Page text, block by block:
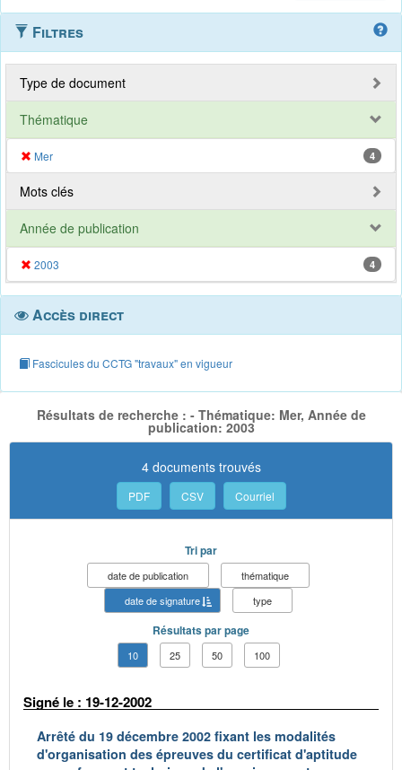
Filtres
Type de document
Thématique
Mer 4
Mots clés
Année de publication
2003 4
Accès direct
Fascicules du CCTG "travaux" en vigueur
Résultats de recherche : - Thématique: Mer, Année de
publication: 2003
4 documents trouvés
PDF CSV Courriel
Tri par
date de publication
thématique
date de signature
type
Résultats par page
10 25 50 100
Signé le : 19-12-2002
Arrêté du 19 décembre 2002 fixant les modalités
d'organisation des épreuves du certificat d'aptitude